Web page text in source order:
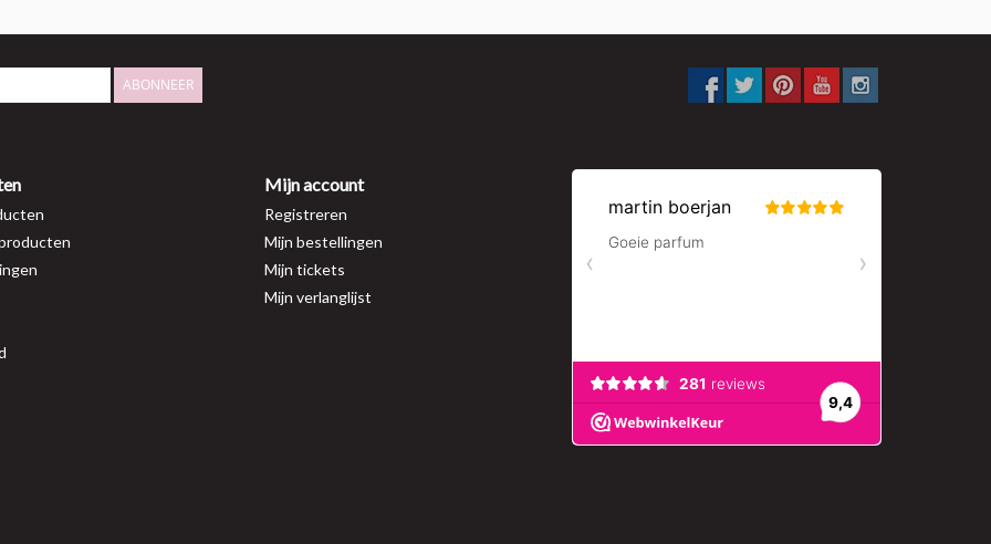
ABONNEER
Mijn account
Registreren
Mijn bestellingen
Mijn tickets
Mijn verlanglijst